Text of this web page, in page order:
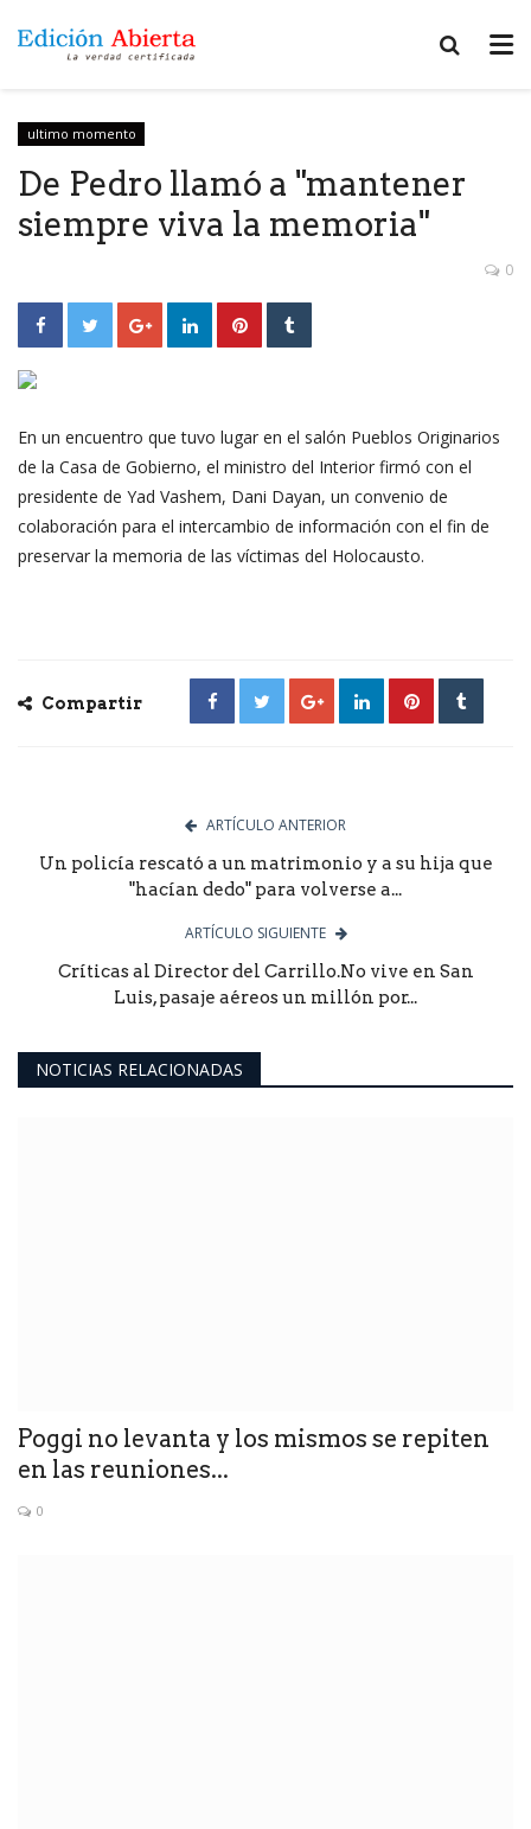
ultimo momento
De Pedro llamó a "mantener
siempre viva la memoria"
0
En un encuentro que tuvo lugar en el salón Pueblos Originarios
de la Casa de Gobierno, el ministro del Interior firmó con el
presidente de Yad Vashem, Dani Dayan, un convenio de
colaboración para el intercambio de información con el fin de
preservar la memoria de las víctimas del Holocausto.
Compartir
ARTÍCULO ANTERIOR
Un policía rescató a un matrimonio y a su hija que
"hacían dedo" para volverse a...
ARTÍCULO SIGUIENTE
Críticas al Director del Carrillo.No vive en San
Luis, pasaje aéreos un millón por...
NOTICIAS RELACIONADAS
Poggi no levanta y los mismos se repiten
en las reuniones...
0